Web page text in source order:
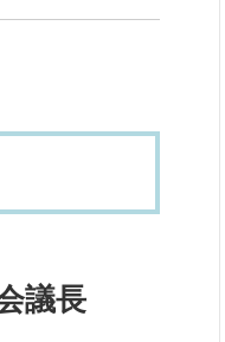
議長